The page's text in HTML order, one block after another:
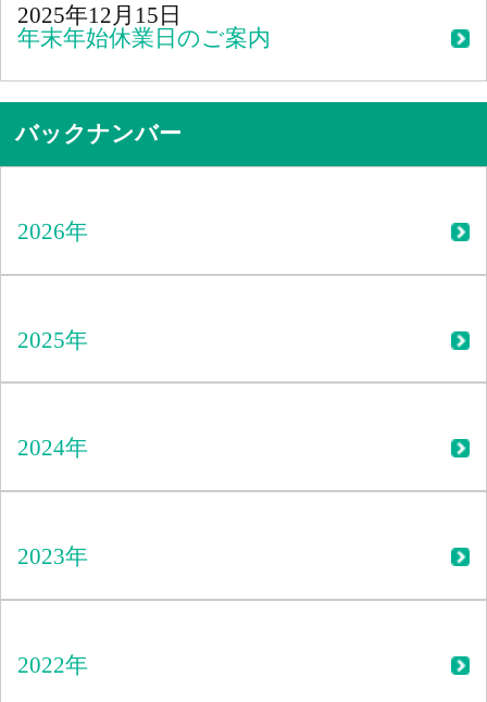
2025年12月15日
年末年始休業日のご案内
バックナンバー
2026年
2025年
2024年
2023年
2022年